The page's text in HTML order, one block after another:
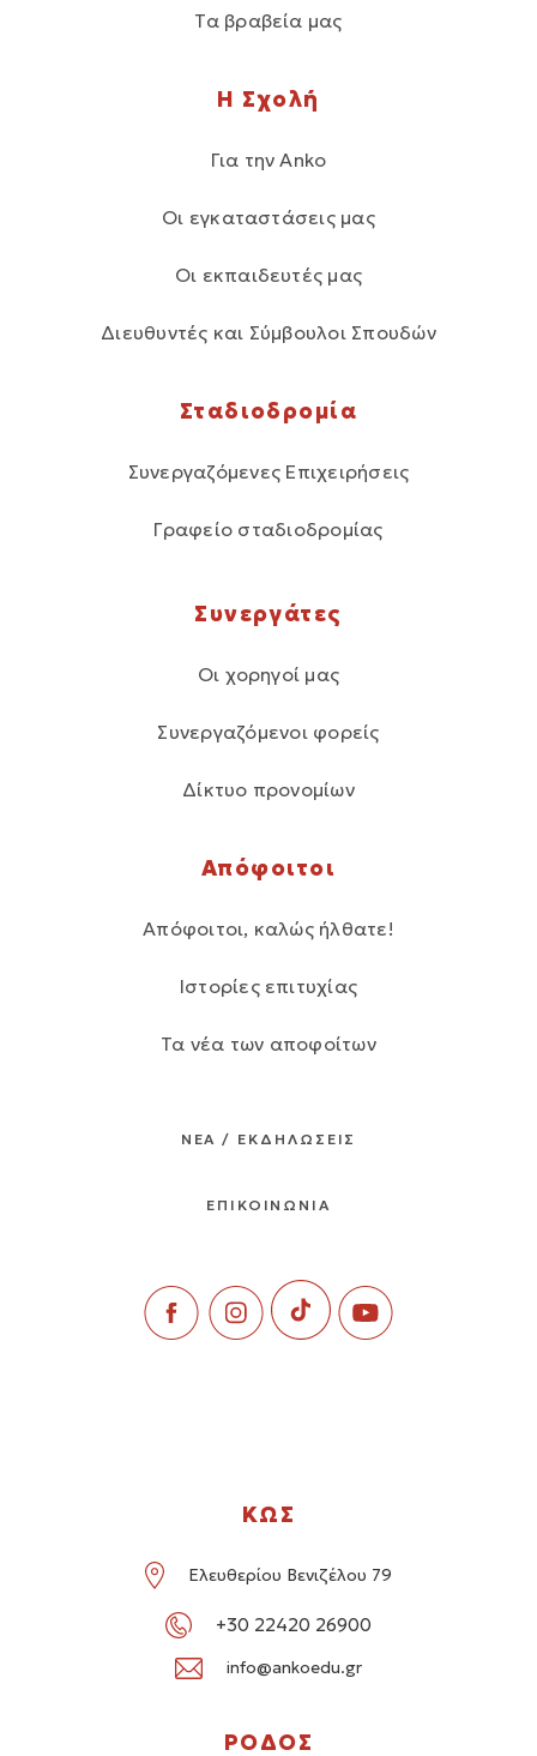
Τα βραβεία μας
Η Σχολή
Για την Anko
Οι εγκαταστάσεις μας
Οι εκπαιδευτές μας
Διευθυντές και Σύμβουλοι Σπουδών
Σταδιοδρομία
Συνεργαζόμενες Επιχειρήσεις
Γραφείο σταδιοδρομίας
Συνεργάτες
Οι χορηγοί μας
Συνεργαζόμενοι φορείς
Δίκτυο προνομίων
Απόφοιτοι
Απόφοιτοι, καλώς ήλθατε!
Ιστορίες επιτυχίας
Τα νέα των αποφοίτων
ΝΕΑ / ΕΚΔΗΛΩΣΕΙΣ
ΕΠΙΚΟΙΝΩΝΙΑ
ΚΩΣ
Ελευθερίου Βενιζέλου 79
+30 22420 26900
info@ankoedu.gr
ΡΟΔΟΣ